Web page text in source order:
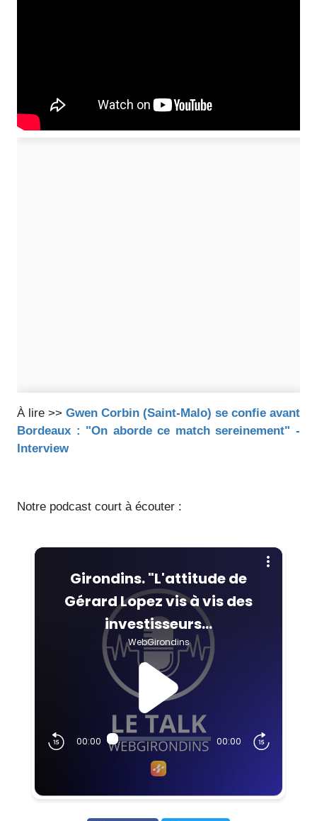
À lire >> Gwen Corbin (Saint-Malo) se confie avant
Bordeaux : "On aborde ce match sereinement" -
Interview
Notre podcast court à écouter :